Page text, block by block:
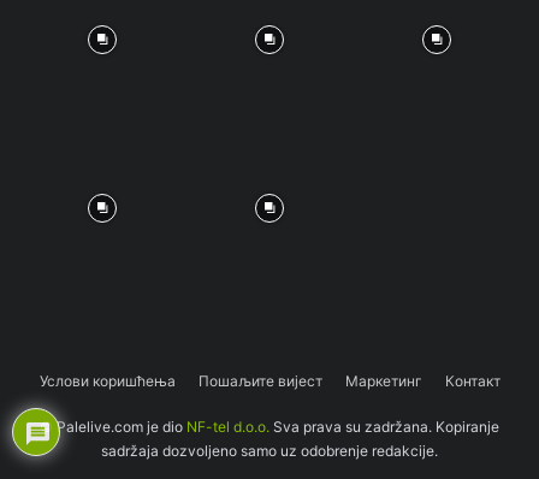
Услови коришћења Пошаљите вијест Маркетинг Контакт
© Palelive.com je dio NF-tel d.o.o. Sva prava su zadržana. Kopiranje
sadržaja dozvoljeno samo uz odobrenje redakcije.